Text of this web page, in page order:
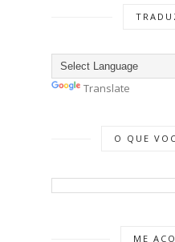
Translate
O QUE
ME